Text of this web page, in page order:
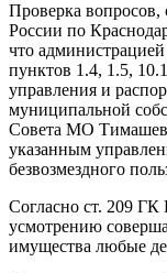
Проверка
России по
что
пунктов 1.4, 1.5,
управления и
муниципальной
Совета МО
указанным
безвозмездного
Согласно ст. 209
усмотрению
имущества любые